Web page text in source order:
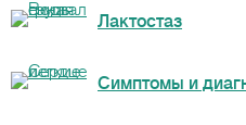
Лактостаз
Симптомы и